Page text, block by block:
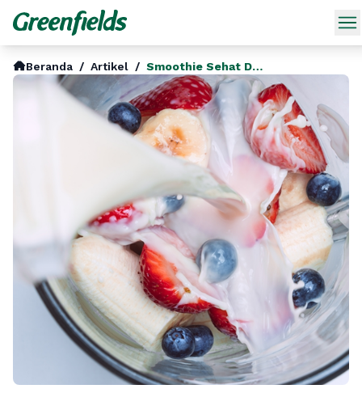
Beranda / Artikel / Smoothie Sehat Dengan Susu Segar Greenfields 7 Resep Lezat Untuk Sarapan Bergizi